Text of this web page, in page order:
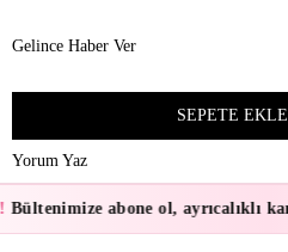
Gelince Haber Ver
Yorum Yaz
Bültenimize abone ol, ayrıcalıklı